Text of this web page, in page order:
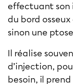
effectuant son
du bord
sinon une
Il réalise
d’injection,
besoin, il